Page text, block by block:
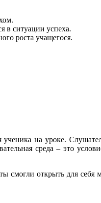
в ситуации успеха.
роста учащегося.
на уроке.
среда – это
открыть для себя